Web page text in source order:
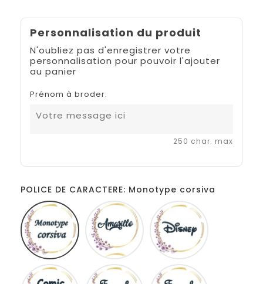
Personnalisation du produit
N'oubliez pas d'enregistrer votre
personnalisation pour pouvoir l'ajouter
au panier
Prénom à broder.
250 char. max
POLICE DE CARACTERE: Monotype corsiva
Monotype
corsiva
Amarillo
Comic
sans
French
script